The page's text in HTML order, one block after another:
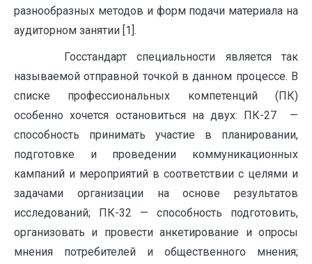
разнообразных методов и форм подачи материала на
аудиторном занятии [1].
Госстандарт специальности является так
называемой отправной точкой в данном процессе. В
списке профессиональных компетенций (ПК)
особенно хочется остановиться на двух: ПК-27 —
способность принимать участие в планировании,
подготовке и проведении коммуникационных
кампаний и мероприятий в соответствии с целями и
задачами организации на основе результатов
исследований; ПК-32 — способность подготовить,
организовать и провести анкетирование и опросы
мнения потребителей и общественного мнения;